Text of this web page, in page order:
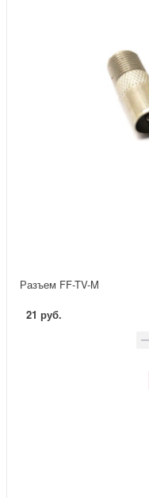
Разъем FF-TV-M
21 руб.